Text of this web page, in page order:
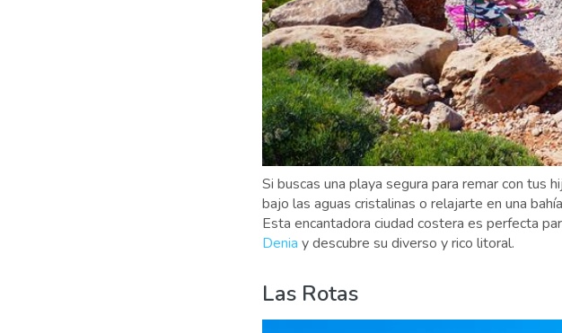
Si buscas una playa segura para remar con tus
bajo las aguas cristalinas o relajarte en una
Esta encantadora ciudad costera es perfecta
Denia y descubre su diverso y rico litoral.
Las Rotas